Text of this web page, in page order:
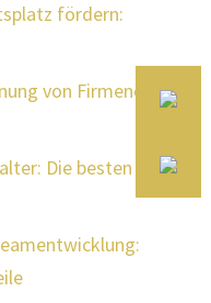
fördern:
von Firmenevents:
Die besten Ideen &